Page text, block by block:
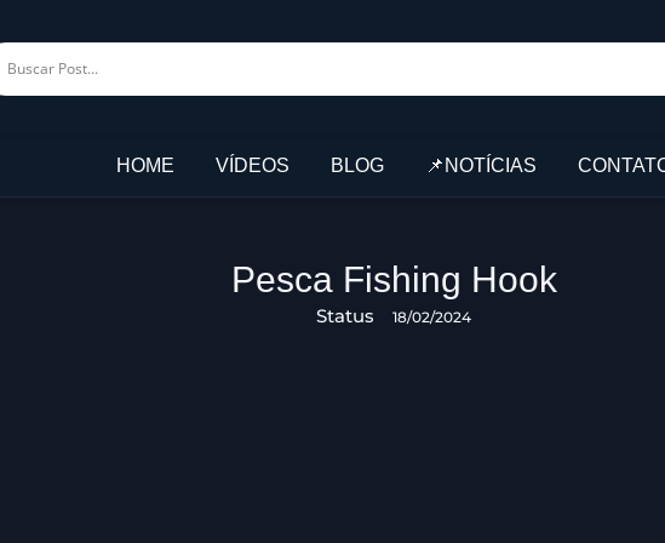
HOME VÍDEOS BLOG 📌NOTÍCIAS
Pesca Fishing Hook
Status 18/02/2024